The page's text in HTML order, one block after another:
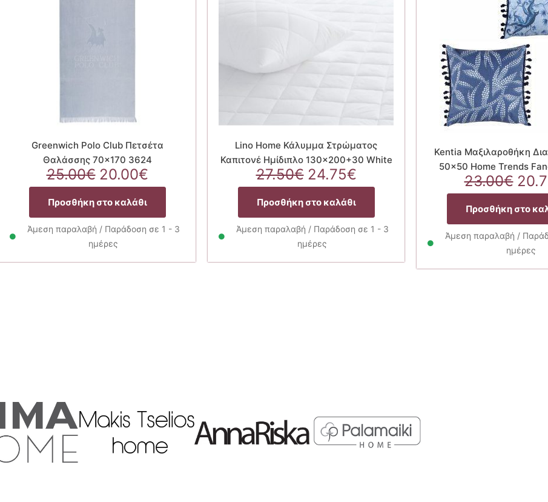
Greenwich Polo Club Πετσέτα
Θαλάσσης 70×170 3624
25.00€ Original
price
was:
25.00€.
20.00€Η
τρέχουσα
είναι:
20.00€.
Προσθήκη στο καλάθι
Άμεση παραλαβή / Παράδοση σε 1 - 3
ημέρες
Lino Home Κάλυμμα Στρώματος
Καπιτονέ Ημίδιπλο 130×200+30 White
27.50€ Original
price
was:
27.50€.
24.75€Η
τρέχουσα
τιμή
είναι:
24.75€.
Προσθήκη στο καλάθι
Άμεση παραλαβή / Παράδοση σε 1 - 3
ημέρες
Kentia Μαξιλαροθήκη
50×50 Home Trends
23.00€
Προσθήκη στο
Άμεση παραλαβή /
ημέρες